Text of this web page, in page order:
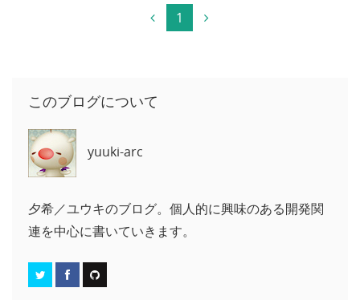
1
このブログについて
yuuki-arc
夕希／ユウキのブログ。個人的に興味のある開発関
連を中心に書いていきます。